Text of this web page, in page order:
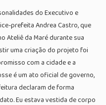
do Executivo e
prefeita Andrea Castro, que
Ateliê da Maré durante sua
uma criação do projeto foi
com a cidade e a
é um ato oficial de governo,
declaram de forma
Eu estava vestida de corpo